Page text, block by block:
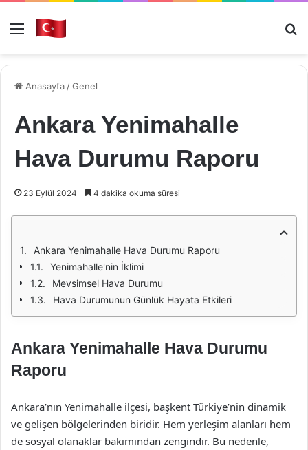
Menü
Anasayfa /Genel
Ankara Yenimahalle
Hava Durumu Raporu
23 Eylül 2024 4 dakika okuma süresi
Ankara Yenimahalle Hava Durumu Raporu
Yenimahalle'nin İklimi
Mevsimsel Hava Durumu
Hava Durumunun Günlük Hayata Etkileri
Ankara Yenimahalle Hava Durumu
Raporu
Ankara’nın Yenimahalle ilçesi, başkent Türkiye’nin dinamik
ve gelişen bölgelerinden biridir. Hem yerleşim alanları hem
de sosyal olanaklar bakımından zengindir. Bu nedenle,